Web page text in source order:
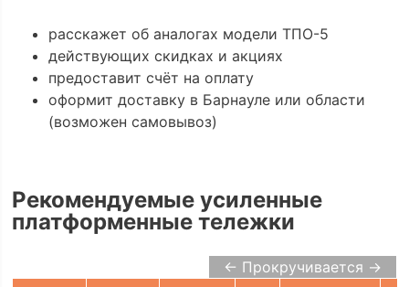
расскажет об аналогах модели ТПО-5
действующих скидках и акциях
предоставит счёт на оплату
оформит доставку в Барнауле или области
(возможен самовывоз)
Рекомендуемые усиленные
платформенные тележки
← Прокручивается →